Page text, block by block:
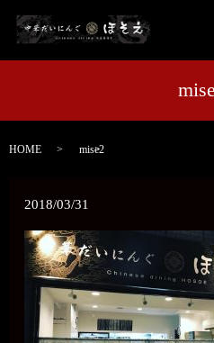
HOME mise2
2018/03/31